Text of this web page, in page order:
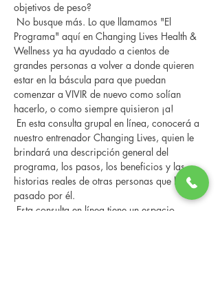
objetivos de peso?
Programa" aquí en Changing Lives Health &
Wellness ya ha ayudado a cientos de
grandes personas a volver a donde quieren
estar en la báscula para que puedan
comenzar a VIVIR de nuevo como solían
hacerlo, o como siempre quisieron ¡a!
nuestro entrenador Changing Lives, quien le
brindará una descripción general del
programa, los pasos, los beneficios y las
historias reales de otras personas que han
pasado por él.